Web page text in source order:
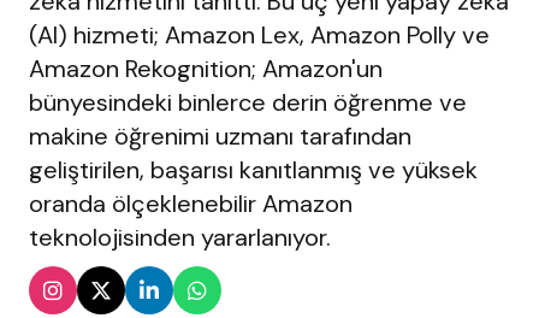
(AI) hizmeti; Amazon Lex, Amazon Polly ve
Amazon Rekognition; Amazon'un
bünyesindeki binlerce derin öğrenme ve
makine öğrenimi uzmanı tarafından
geliştirilen, başarısı kanıtlanmış ve yüksek
oranda ölçeklenebilir Amazon
teknolojisinden yararlanıyor.